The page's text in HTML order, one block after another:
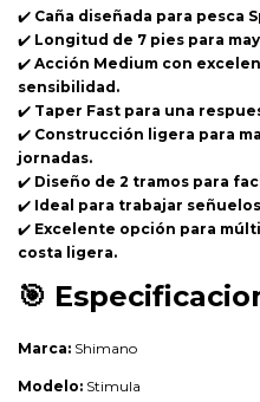
✔️ Caña diseñada para pesca
✔️ Longitud de 7 pies para
✔️ Acción Medium con
sensibilidad.
✔️ Taper Fast para una
✔️ Construcción ligera para
jornadas.
✔️ Diseño de 2 tramos para
✔️ Ideal para trabajar
✔️ Excelente opción para
costa ligera.
🎯
Marca: Shimano
Modelo: Stimula